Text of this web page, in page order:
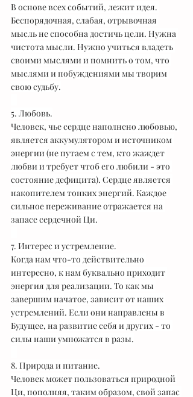
В основе всех событий, лежит идея.
Беспорядочная, слабая, отрывочная
мысль не способна достичь цели. Нужна
чистота мысли. Нужно учиться владеть
своими мыслями и помнить о том, что
мыслями и побуждениями мы творим
свою судьбу.
5. Любовь.
Человек, чье сердце наполнено любовью,
является аккумулятором и источником
энергии (не путаем с тем, кто жаждет
любви и требует чтоб его любили - это
состояние дефицита). Сердце является
накопителем тонких энергий. Каждое
сильное переживание отражается на
запасе сердечной Ци.
7. Интерес и устремление.
Когда нам что-то действительно
интересно, к нам буквально приходит
энергия для реализации. То как мы
завершим начатое, зависит от наших
устремлений. Если они направлены в
Будущее, на развитие себя и других - то
силы наши умножатся в разы.
8. Природа и питание.
Человек может пользоваться природной
Ци, пополняя, таким образом, свой запас